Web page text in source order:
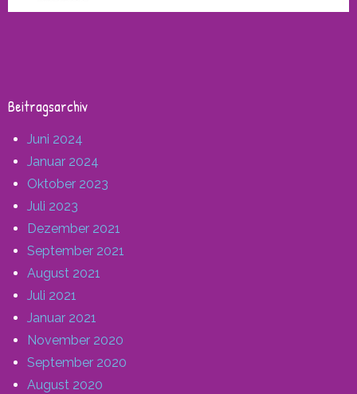
Beitragsarchiv
Juni 2024
Januar 2024
Oktober 2023
Juli 2023
Dezember 2021
September 2021
August 2021
Juli 2021
Januar 2021
November 2020
September 2020
August 2020